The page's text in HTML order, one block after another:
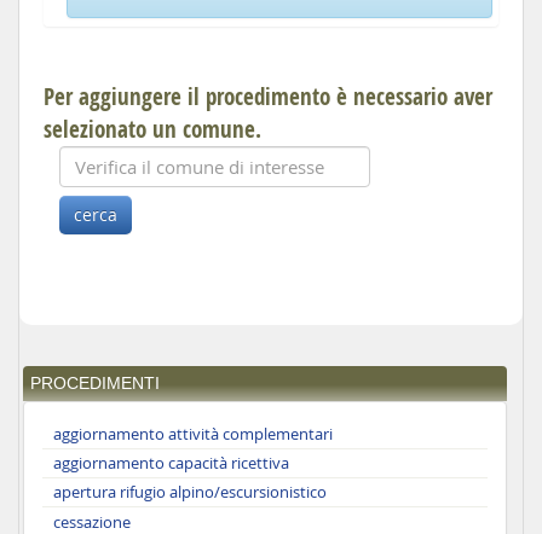
Per aggiungere il procedimento è necessario aver
selezionato un comune.
PROCEDIMENTI
aggiornamento attività complementari
aggiornamento capacità ricettiva
apertura rifugio alpino/escursionistico
cessazione